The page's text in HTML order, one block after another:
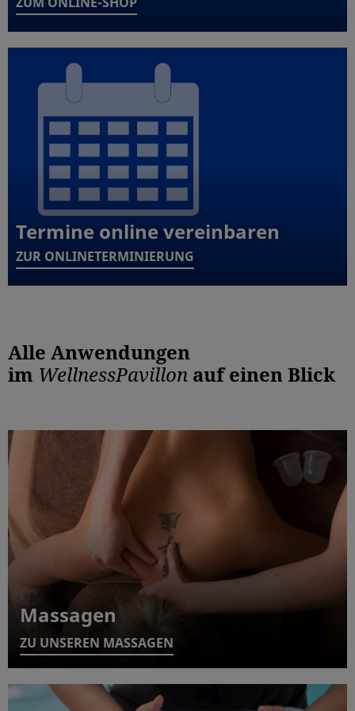
Termine online vereinbaren
ZUR ONLINETERMINIERUNG
Alle Anwendungen
im WellnessPavillon auf einen Blick
Massagen
ZU UNSEREN MASSAGEN